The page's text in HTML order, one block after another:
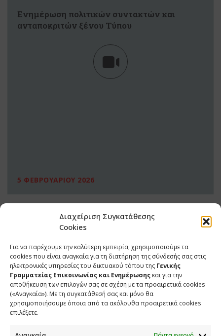
Διαχείριση Συγκατάθεσης
Cookies
Για να παρέχουμε την καλύτερη εμπειρία, χρησιμοποιούμε τα
cookies που είναι αναγκαία για τη διατήρηση της σύνδεσής σας στις
ηλεκτρονικές υπηρεσίες του δικτυακού τόπου της Γενικής
Γραμματείας Επικοινωνίας και Ενημέρωσης και για την
αποθήκευση των επιλογών σας σε σχέση με τα προαιρετικά cookies
(«Αναγκαία»). Με τη συγκατάθεσή σας και μόνο θα
χρησιμοποιήσουμε όποια από τα ακόλουθα προαιρετικά cookies
επιλέξετε.
Ενημέρωση πολιτικών συντακτών και
ανταποκριτών ξένου Τύπου
5 ΦΕΒΡΟΥΑΡΙΟΥ 2026
ΕΠΙΚΟΙΝΩΝΙΑ
Φραγκούδη 11 & Αλεξάνδρου Πάντου